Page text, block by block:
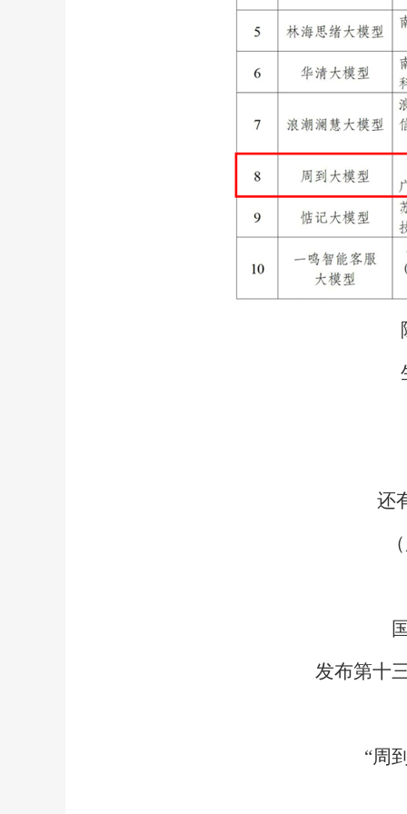
还
发布第十
“周